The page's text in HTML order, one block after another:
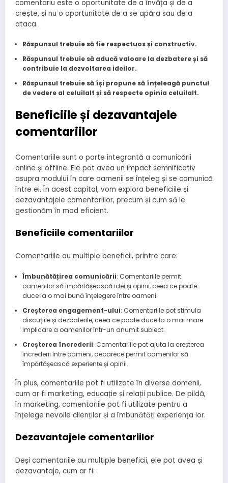
comentariu este o oportunitate de a învăța și de a
crește, și nu o oportunitate de a se apăra sau de a
ataca.
Răspunsul trebuie să fie respectuos și constructiv.
Răspunsul trebuie să aducă valoare la dezbatere și să
contribuie la dezvoltarea ideilor.
Răspunsul trebuie să își propune să înțeleagă punctul
de vedere al celuilalt și să respecte opinia celuilalt.
Beneficiile și dezavantajele
comentariilor
Comentariile sunt o parte integrantă a comunicării
online și offline. Ele pot avea un impact semnificativ
asupra modului în care oamenii se înțeleg și se comunică
între ei. În acest capitol, vom explora beneficiile și
dezavantajele comentariilor, precum și cum să le
gestionăm în mod eficient.
Beneficiile comentariilor
Comentariile au multiple beneficii, printre care:
Îmbunătățirea comunicării: Comentariile permit
oamenilor să împărtășească idei și opinii, ceea ce poate
duce la o mai bună înțelegere între oameni.
Creșterea engagement-ului: Comentariile pot stimula
discuțiile și dezbaterile, ceea ce poate duce la o mai mare
implicare a oamenilor într-un anumit subiect.
Creșterea încrederii: Comentariile pot ajuta la creșterea
încrederii între oameni, deoarece permit oamenilor să
împărtășească experiențe și opinii.
În plus, comentariile pot fi utilizate în diverse domenii,
cum ar fi marketing, educație și relații publice. De pildă,
în marketing, comentariile pot fi utilizate pentru a
înțelege nevoile clienților și a îmbunătăți experiența lor.
Dezavantajele comentariilor
Deși comentariile au multiple beneficii, ele pot avea și
dezavantaje, cum ar fi: